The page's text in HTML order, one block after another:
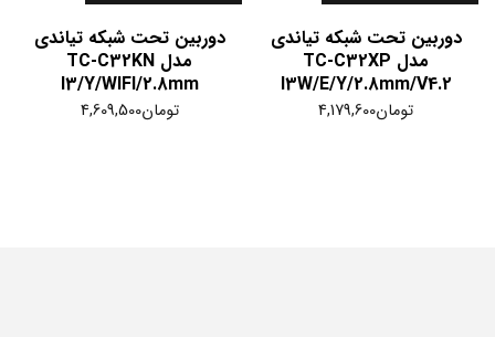
دوربین تحت شبکه تیاندی
مدل TC-C32XP
I3W/E/Y/2.8mm/V4.2
تومان4,179,600
دوربین تحت شبکه تیاندی
مدل TC-C32KN
I3/Y/WIFI/2.8mm
تومان4,609,500